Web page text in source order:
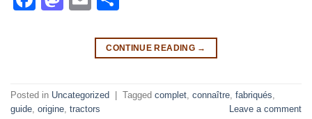
CONTINUE READING →
Posted in Uncategorized Tagged complet connaître fabriqués
guide origine tractors Leave a comment